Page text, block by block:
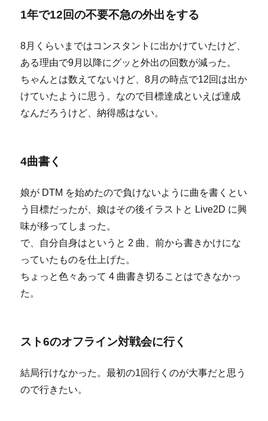
1年で12回の不要不急の外出をする
8月くらいまではコンスタントに出かけていたけど、
ある理由で9月以降にグッと外出の回数が減った。
ちゃんとは数えてないけど、8月の時点で12回は出か
けていたように思う。なので目標達成といえば達成
なんだろうけど、納得感はない。
4曲書く
娘が DTM を始めたので負けないように曲を書くとい
う目標だったが、娘はその後イラストと Live2D に興
味が移ってしまった。
で、自分自身はというと 2 曲、前から書きかけにな
っていたものを仕上げた。
ちょっと色々あって 4 曲書き切ることはできなかっ
た。
スト6のオフライン対戦会に行く
結局行けなかった。最初の1回行くのが大事だと思う
ので行きたい。